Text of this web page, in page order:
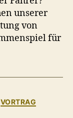
unserer
von
für
VORTRAG